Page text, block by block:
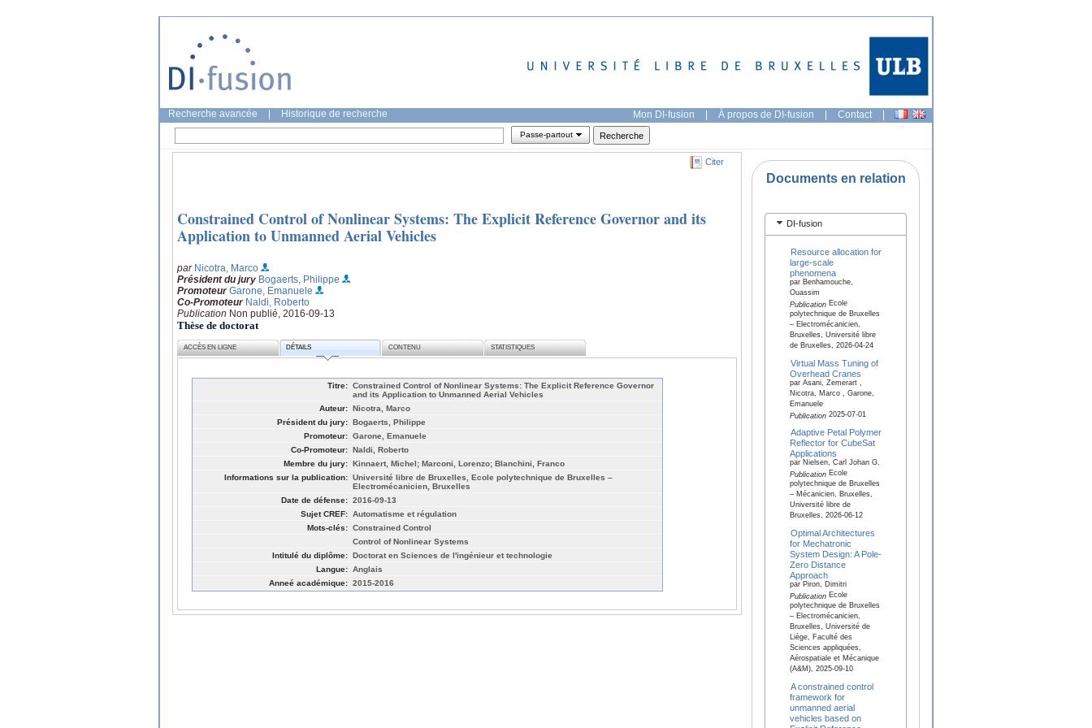
Recherche avancée Historique de recherche Mon DI-fusion | À propos de DI-fusion | Contact |
Passe-partout
Citer
Constrained Control of Nonlinear Systems: The Explicit Reference Governor and its
Application to Unmanned Aerial Vehicles
par Nicotra, Marco
Président du jury Bogaerts, Philippe
Promoteur Garone, Emanuele
Co-Promoteur Naldi, Roberto
Publication Non publié, 2016-09-13
Thèse de doctorat
ACCÈS EN LIGNE DÉTAILS CONTENU STATISTIQUES
Titre: Constrained Control of Nonlinear Systems: The Explicit Reference Governor
and its Application to Unmanned Aerial Vehicles
Auteur: Nicotra, Marco
Président du jury: Bogaerts, Philippe
Promoteur: Garone, Emanuele
Co-Promoteur: Naldi, Roberto
Membre du jury: Kinnaert, Michel; Marconi, Lorenzo; Blanchini, Franco
Informations sur la publication: Université libre de Bruxelles, Ecole polytechnique de Bruxelles –
Electromécanicien, Bruxelles
Date de défense: 2016-09-13
Sujet CREF: Automatisme et régulation
Mots-clés: Constrained Control
Control of Nonlinear Systems
Intitulé du diplôme: Doctorat en Sciences de l'ingénieur et technologie
Langue: Anglais
Anneé académique: 2015-2016
Documents en relation
DI-fusion
Resource allocation for
large-scale
phenomena
par Benhamouche,
Ouassim
PublicationEcole
polytechnique de Bruxelles
– Electromécanicien,
Bruxelles, Université libre
de Bruxelles, 2026-04-24
Virtual Mass Tuning of
Overhead Cranes
par Asani, Zemerart ,
Nicotra, Marco , Garone,
Emanuele
Publication2025-07-01
Adaptive Petal Polymer
Reflector for CubeSat
Applications
par Nielsen, Carl Johan G.
PublicationEcole
polytechnique de Bruxelles
– Mécanicien, Bruxelles,
Université libre de
Bruxelles, 2026-06-12
Optimal Architectures
for Mechatronic
System Design: A Pole-
Zero Distance
Approach
par Piron, Dimitri
PublicationEcole
polytechnique de Bruxelles
– Electromécanicien,
Bruxelles, Université de
Liège, Faculté des
Sciences appliquées,
Aérospatiale et Mécanique
(A&M), 2025-09-10
A constrained control
framework for
unmanned aerial
vehicles based on